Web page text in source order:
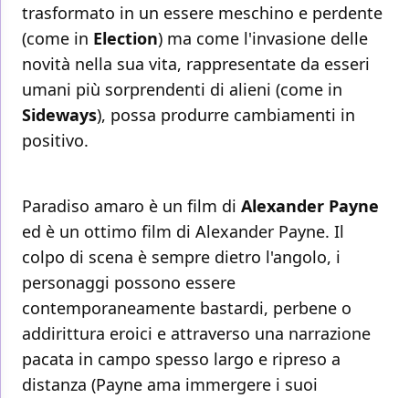
trasformato in un essere meschino e perdente
(come in Election) ma come l'invasione delle
novità nella sua vita, rappresentate da esseri
umani più sorprendenti di alieni (come in
Sideways), possa produrre cambiamenti in
positivo.
Paradiso amaro è un film di Alexander Payne
ed è un ottimo film di Alexander Payne. Il
colpo di scena è sempre dietro l'angolo, i
personaggi possono essere
contemporaneamente bastardi, perbene o
addirittura eroici e attraverso una narrazione
pacata in campo spesso largo e ripreso a
distanza (Payne ama immergere i suoi